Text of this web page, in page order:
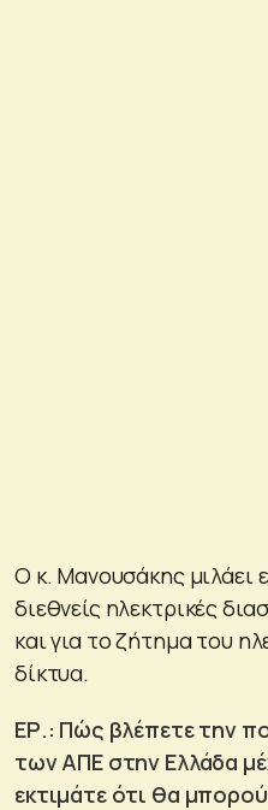
Ο κ. Μανουσάκης μιλάει
διεθνείς ηλεκτρικές
και για το ζήτημα του
δίκτυα.
ΕΡ.: Πώς βλέπετε την
των ΑΠΕ στην Ελλάδα
εκτιμάτε ότι θα